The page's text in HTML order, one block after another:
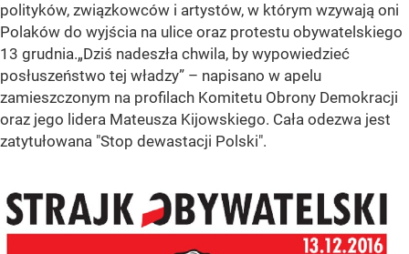
polityków, związkowców i artystów, w którym wzywają oni
Polaków do wyjścia na ulice oraz protestu obywatelskiego
13 grudnia.„Dziś nadeszła chwila, by wypowiedzieć
posłuszeństwo tej władzy” – napisano w apelu
zamieszczonym na profilach Komitetu Obrony Demokracji
oraz jego lidera Mateusza Kijowskiego. Cała odezwa jest
zatytułowana "Stop dewastacji Polski".